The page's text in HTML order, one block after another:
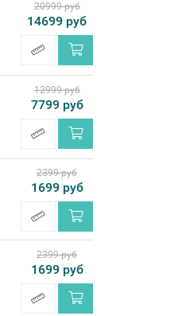
20999 руб
14699 руб
12999 руб
7799 руб
2399 руб
1699 руб
2399 руб
1699 руб